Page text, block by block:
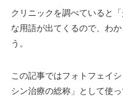
クリニックを調べていると
な用語が出てくるので、わ
う。
この記事ではフォトフェイ
シン治療の総称」として使